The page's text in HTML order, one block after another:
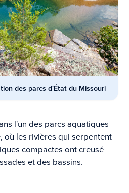
des parcs d'État du Missouri
l'un des parcs aquatiques
où les rivières qui serpentent
compactes ont creusé
et des bassins.